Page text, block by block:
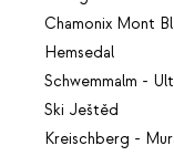
Chamonix Mont
Hemsedal
Schwemmalm -
Ski Ještěd
Kreischberg -